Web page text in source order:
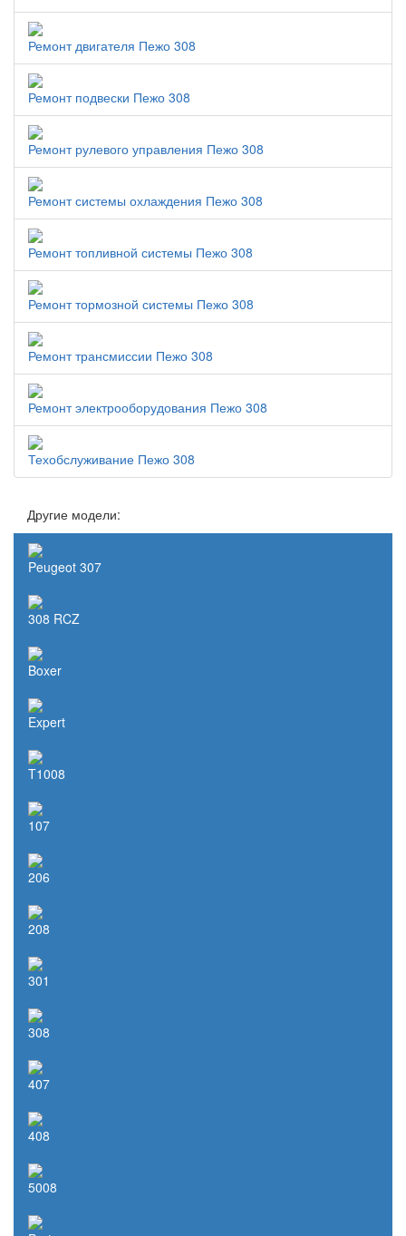
Ремонт двигателя Пежо 308
Ремонт подвески Пежо 308
Ремонт рулевого управления Пежо 308
Ремонт системы охлаждения Пежо 308
Ремонт топливной системы Пежо 308
Ремонт тормозной системы Пежо 308
Ремонт трансмиссии Пежо 308
Ремонт электрооборудования Пежо 308
Техобслуживание Пежо 308
Другие модели:
Peugeot 307
308 RCZ
Boxer
Expert
T1008
107
206
208
301
308
407
408
5008